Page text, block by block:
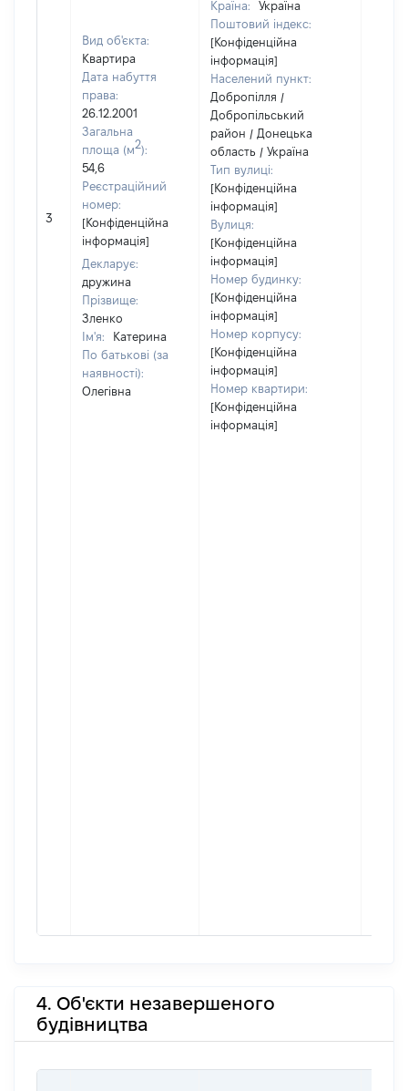
3
Вид об'єкта:
Квартира
Дата набуття
права:
26.12.2001
Загальна
площа (м2):
54,6
Реєстраційний
номер:
[Конфіденційна
інформація]
Декларує:
дружина
Прізвище:
Зленко
Ім'я:
Катерина
По батькові (за
наявності):
Олегівна
Країна:
Україна
Поштовий індекс:
[Конфіденційна
інформація]
Населений пункт:
Добропілля /
Добропільський
район / Донецька
область / Україна
Тип вулиці:
[Конфіденційна
інформація]
Вулиця:
[Конфіденційна
інформація]
Номер будинку:
[Конфіденційна
інформація]
Номер корпусу:
[Конфіденційна
інформація]
Номер квартири:
[Конфіденційна
інформація]
4. Об'єкти незавершеного
будівництва